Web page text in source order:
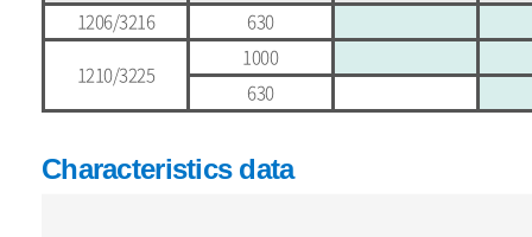
1206/3216
630
1210/3225
1000
630
Characteristics data